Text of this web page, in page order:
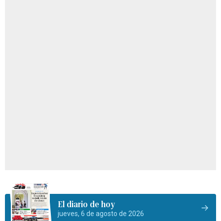
El diario de hoy
jueves, 6 de agosto de 2026